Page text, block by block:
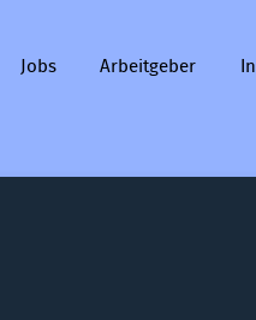
Jobs Arbeitgeber